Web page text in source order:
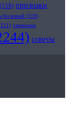
(158) признаки
болезней (119)
снижение
советы